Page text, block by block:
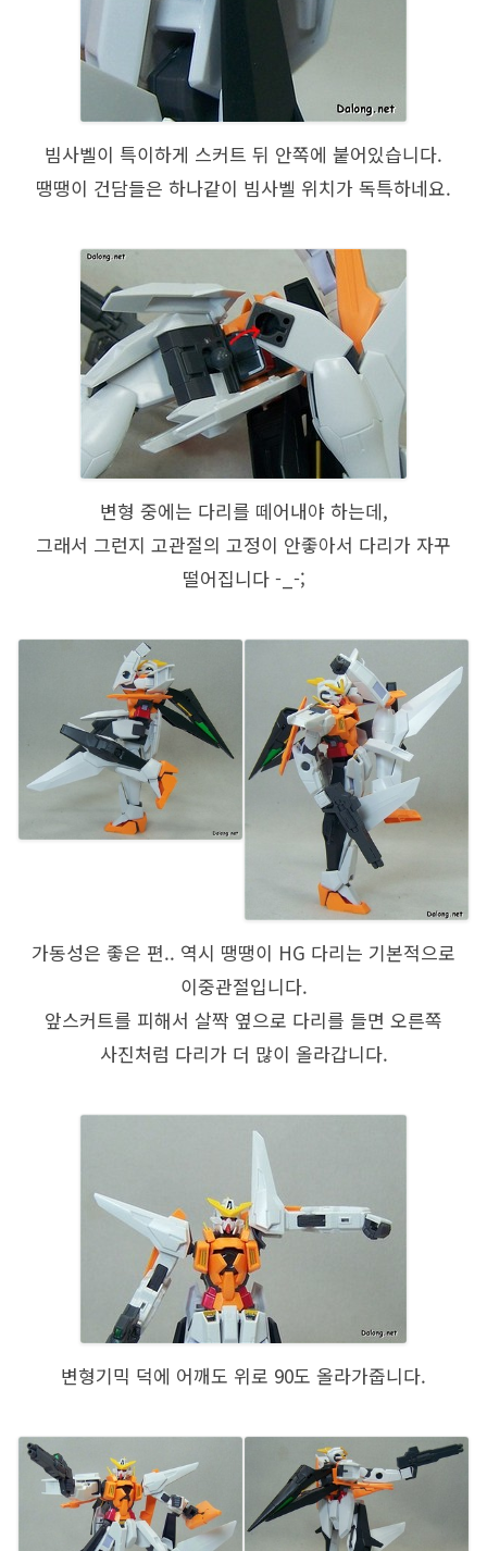
빔사벨이 특이하게 스커트 뒤 안쪽에 붙어있습니다.
땡땡이 건담들은 하나같이 빔사벨 위치가 독특하네요.
변형 중에는 다리를 떼어내야 하는데,
그래서 그런지 고관절의 고정이 안좋아서 다리가 자꾸
떨어집니다 -_-;
가동성은 좋은 편.. 역시 땡땡이 HG 다리는 기본적으로
이중관절입니다.
앞스커트를 피해서 살짝 옆으로 다리를 들면 오른쪽
사진처럼 다리가 더 많이 올라갑니다.
변형기믹 덕에 어깨도 위로 90도 올라가줍니다.